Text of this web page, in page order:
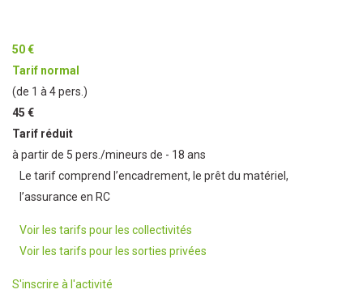
50 €
Tarif normal
(de 1 à 4 pers.)
45 €
Tarif réduit
à partir de 5 pers./mineurs de - 18 ans
Le tarif comprend l’encadrement, le prêt du matériel,
l’assurance en RC
Voir les tarifs pour les collectivités
Voir les tarifs pour les sorties privées
S'inscrire à l'activité